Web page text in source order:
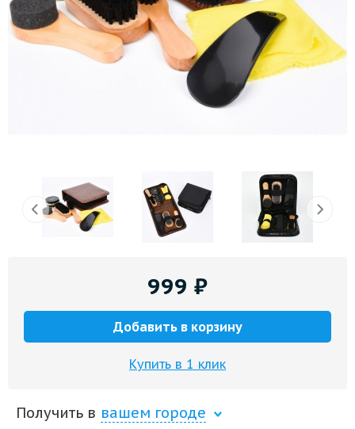
999 ₽
Добавить в корзину
Купить в 1 клик
Получить в вашем городе